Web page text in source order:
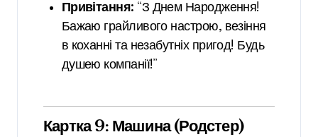
Привітання: “З Днем Народження!
Бажаю грайливого настрою, везіння
в коханні та незабутніх пригод! Будь
душею компанії!”
Картка 9: Машина (Родстер)